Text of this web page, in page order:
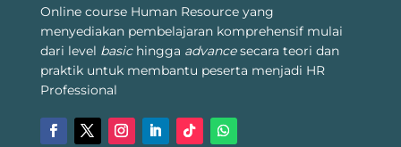
Online course Human Resource yang
menyediakan pembelajaran komprehensif mulai
dari level basichingga advancesecara teori dan
praktik untuk membantu peserta menjadi HR
Professional